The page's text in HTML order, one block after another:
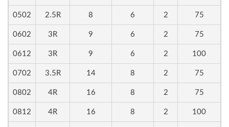
0502 2.5R 8 6 2 75
0602 3R 9 6 2 75
0612 3R 9 6 2 100
0702 3.5R 14 8 2 75
0802 4R 16 8 2 75
0812 4R 16 8 2 100